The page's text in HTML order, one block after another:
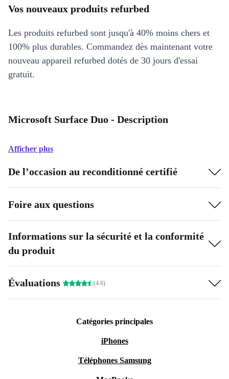
Vos nouveaux produits refurbed
Les produits refurbed sont jusqu'à 40% moins chers et
100% plus durables. Commandez dès maintenant votre
nouveau appareil refurbed dotés de 30 jours d'essai
gratuit.
Microsoft Surface Duo - Description
Afficher plus
De l’occasion au reconditionné certifié
Foire aux questions
Informations sur la sécurité et la conformité
du produit
Évaluations (4.6)
Catégories principales
iPhones
Téléphones Samsung